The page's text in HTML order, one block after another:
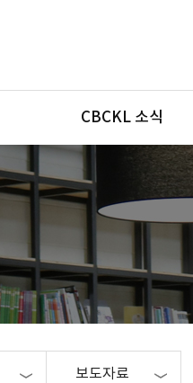
CBCKL 소식
보도자료